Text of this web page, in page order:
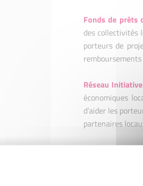
Fonds de prêts
des collectivités
porteurs de
Réseau
économiques
d’aider les
partenaires
Prêt